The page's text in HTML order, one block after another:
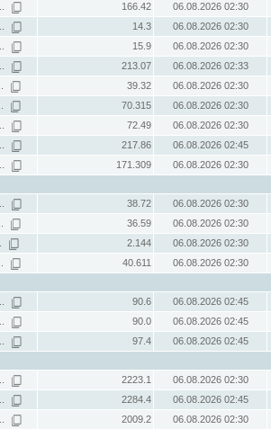
166.42
06.08.2026 02:30
14.3
06.08.2026 02:30
15.9
06.08.2026 02:30
213.07
06.08.2026 02:33
39.32
06.08.2026 02:30
70.315
06.08.2026 02:30
72.49
06.08.2026 02:30
217.86
06.08.2026 02:45
171.309
06.08.2026 02:30
38.72
06.08.2026 02:30
36.59
06.08.2026 02:30
2.144
06.08.2026 02:30
40.611
06.08.2026 02:30
90.6
06.08.2026 02:45
90.0
06.08.2026 02:45
97.4
06.08.2026 02:45
2223.1
06.08.2026 02:30
2284.4
06.08.2026 02:45
2009.2
06.08.2026 02:30